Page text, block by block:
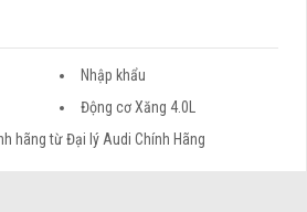
Nhập khẩu
Động cơ Xăng 4.0L
hãng từ Đại lý Audi Chính Hãng